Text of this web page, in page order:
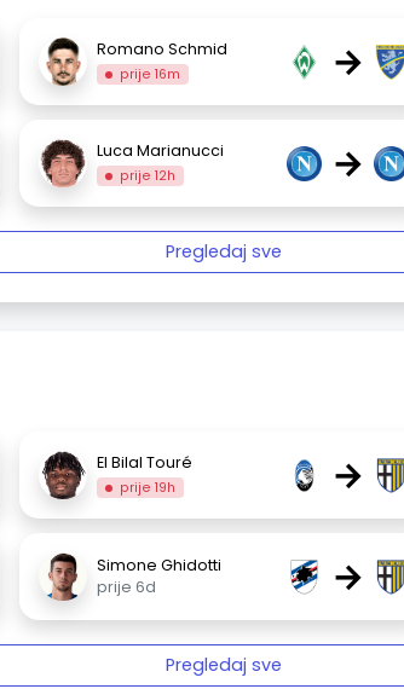
Romano Schmid
prije 16m →
Luca Marianucci
prije 12h →
Pregledaj sve
El Bilal Touré
prije 19h →
Simone Ghidotti
prije 6d
→
Pregledaj sve